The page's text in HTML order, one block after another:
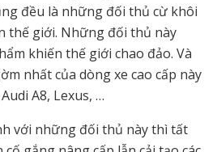
đều là những đối thủ cừ khôi
thế giới. Những đối thủ này
khiến thế giới chao đảo. Và
nhất của dòng xe cao cấp này
A8, Lexus, …
với những đối thủ này thì tất